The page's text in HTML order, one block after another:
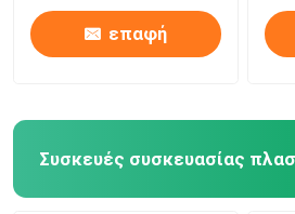
επαφή
Συσκευές συσκευασίας